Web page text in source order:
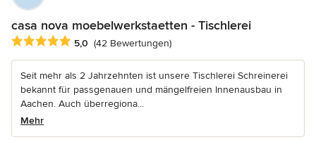
casa nova moebelwerkstaetten - Tischlerei
Durchschnittliche Bewertung: 5 von 5 Sternen
5,0 (42 Bewertungen)
Seit mehr als 2 Jahrzehnten ist unsere Tischlerei Schreinerei
bekannt für passgenauen und mängelfreien Innenausbau in
Aachen. Auch überregiona...
Mehr